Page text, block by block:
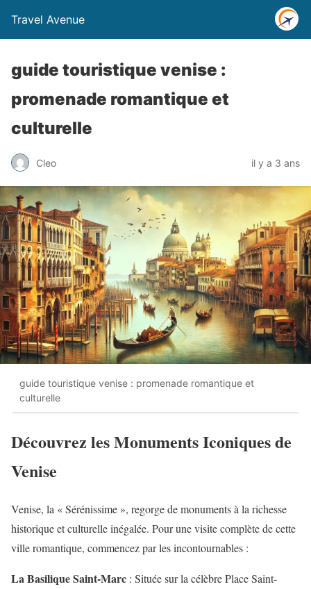
Travel Avenue
guide touristique venise :
promenade romantique et
culturelle
Cleo il y a 3 ans
guide touristique venise : promenade romantique et
culturelle
Découvrez les Monuments Iconiques de
Venise
Venise, la « Sérénissime », regorge de monuments à la richesse
historique et culturelle inégalée. Pour une visite complète de cette
ville romantique, commencez par les incontournables :
La Basilique Saint-Marc : Située sur la célèbre Place Saint-